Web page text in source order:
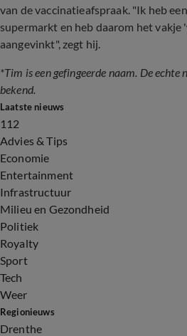
van de vaccinatieafspraak. "Ik heb
supermarkt en heb daarom het
aangevinkt", zegt hij.
*Tim is een gefingeerde naam. De echte
bekend.
Laatste nieuws
112
Advies & Tips
Economie
Entertainment
Infrastructuur
Milieu en Gezondheid
Politiek
Royalty
Sport
Tech
Weer
Regionieuws
Drenthe